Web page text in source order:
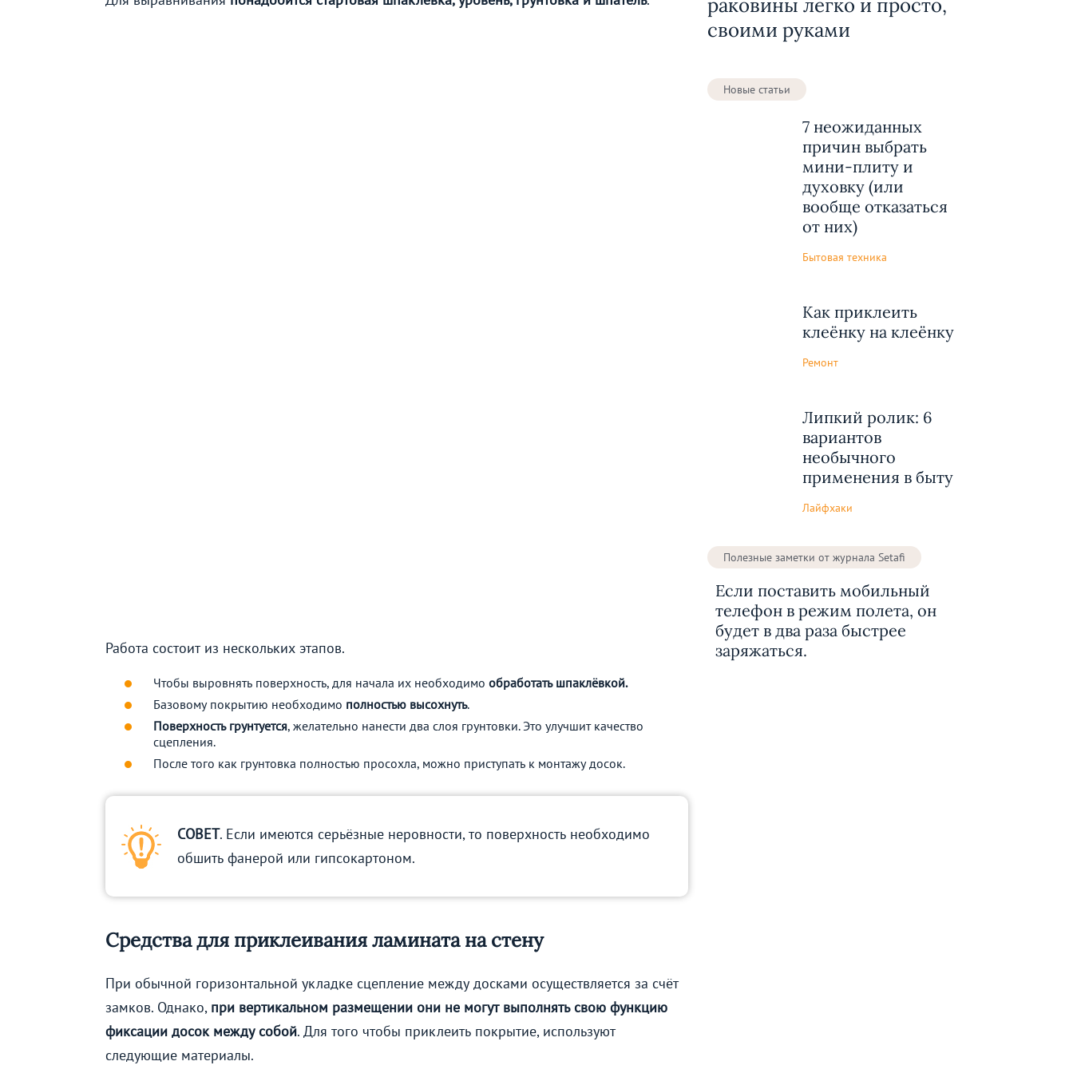
Работа состоит из нескольких этапов.
Чтобы выровнять поверхность, для начала их необходимо обработать шпаклёвкой.
Базовому покрытию необходимо полностью высохнуть.
Поверхность грунтуется, желательно нанести два слоя грунтовки. Это улучшит качество
сцепления.
После того как грунтовка полностью просохла, можно приступать к монтажу досок.
СОВЕТ. Если имеются серьёзные неровности, то поверхность необходимо
обшить фанерой или гипсокартоном.
Средства для приклеивания ламината на стену
При обычной горизонтальной укладке сцепление между досками осуществляется за счёт
замков. Однако, при вертикальном размещении они не могут выполнять свою функцию
фиксации досок между собой. Для того чтобы приклеить покрытие, используют
следующие материалы.
раковины легко и просто,
своими руками
Новые статьи
7 неожиданных
причин выбрать
мини-плиту и
духовку (или
вообще отказаться
от них)
Бытовая техника
Как приклеить
клеёнку на клеёнку
Ремонт
Липкий ролик: 6
вариантов
необычного
применения в быту
Лайфхаки
Полезные заметки от журнала Setafi